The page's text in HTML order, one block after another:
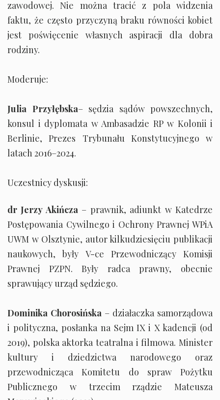
zawodowej. Nie można tracić z pola widzenia
faktu, że często przyczyną braku równości kobiet
jest poświęcenie własnych aspiracji dla dobra
rodziny.
Moderuje:
Julia Przyłębska– sędzia sądów powszechnych,
konsul i dyplomata w Ambasadzie RP w Kolonii i
Berlinie, Prezes Trybunału Konstytucyjnego w
latach 2016–2024.
Uczestnicy dyskusji:
dr Jerzy Akińcza – prawnik, adiunkt w Katedrze
Postępowania Cywilnego i Ochrony Prawnej WPiA
UWM w Olsztynie, autor kilkudziesięciu publikacji
naukowych, były V-ce Przewodniczący Komisji
Prawnej PZPN. Były radca prawny, obecnie
sprawujący urząd sędziego.
Dominika Chorosińska – działaczka samorządowa
i polityczna, posłanka na Sejm IX i X kadencji (od
2019), polska aktorka teatralna i filmowa. Minister
kultury i dziedzictwa narodowego oraz
przewodnicząca Komitetu do spraw Pożytku
Publicznego w trzecim rządzie Mateusza